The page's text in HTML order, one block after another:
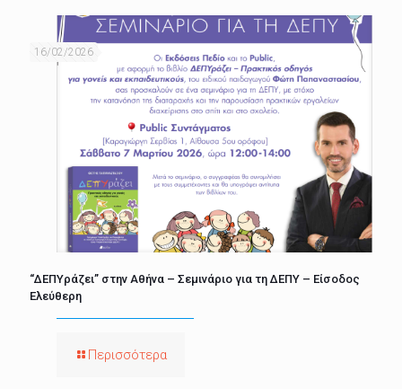
16/02/2026
“ΔΕΠΥράζει” στην Αθήνα – Σεμινάριο για τη ΔΕΠΥ – Είσοδος
Ελεύθερη
Περισσότερα